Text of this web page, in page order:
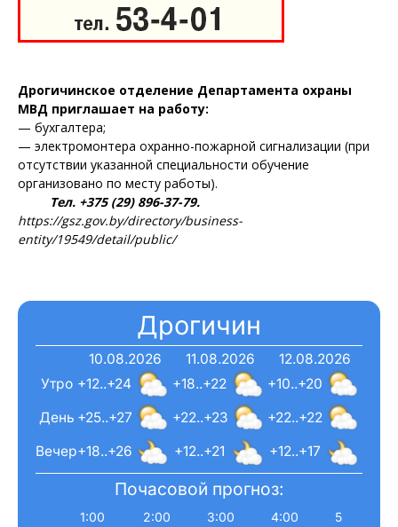
Дрогичинское отделение Департамента охраны
МВД приглашает на работу:
— бухгалтера;
— электромонтера охранно-пожарной сигнализации (при
отсутствии указанной специальности обучение
организовано по месту работы).
Тел. +375 (29) 896-37-79.
https://gsz.gov.by/directory/business-
entity/19549/detail/public/
Дрогичин
10.08.2026
+12..+24
+25..+27
+18..+26
11.08.2026
+18..+22
+22..+23
+12..+21
12.08.2026
+10..+20
+22..+22
+12..+17
Вечер
День
Утро
Почасовой прогноз:
1:00 2:00 3:00 4:00 5:00